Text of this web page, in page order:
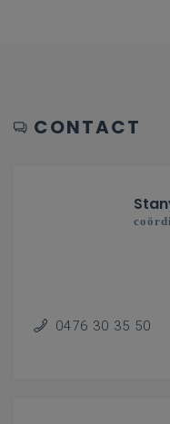
CONTACT
0476 30 35 50